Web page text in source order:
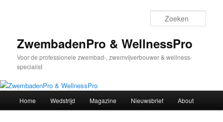
inhoudZwembadenPro & WellnessPro
Voor de professionele zwembad-, zwemvijverbouwer & wellness-
specialist
Home Wedstrijd Magazine Nieuwsbrief About